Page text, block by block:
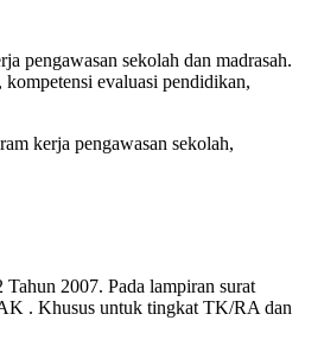
pengawasan sekolah dan madrasah.
evaluasi pendidikan,
kerja pengawasan sekolah,
2007. Pada lampiran surat
. Khusus untuk tingkat TK/RA dan